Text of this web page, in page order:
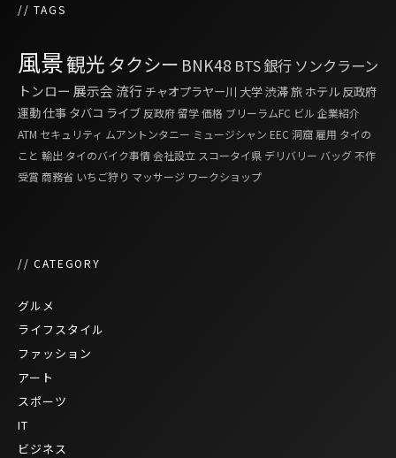
// TAGS
風景観光 タクシー BNK48 BTS銀行 ソンクラーン
トンロー 展示会 流行 チャオプラヤー川 大学渋滞旅 ホテル 反政府
運動仕事 タバコ ライブ 反政府留学価格 ブリーラムFC ビル 企業紹介
ATM セキュリティ ムアントンタニー ミュージシャン EEC 洞窟 雇用 タイの
こと 輸出 タイのバイク事情会社設立 スコータイ県 デリバリー バッグ不作
受賞 商務省 いちご狩り マッサージ ワークショップ
// CATEGORY
グルメ
ライフスタイル
ファッション
アート
スポーツ
IT
ビジネス